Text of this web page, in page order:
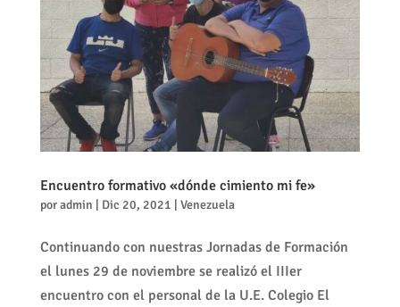
Encuentro formativo «dónde cimiento mi fe»
poradmin Dic 20, 2021 Venezuela
Continuando con nuestras Jornadas de Formación
el lunes 29 de noviembre se realizó el IIIer
encuentro con el personal de la U.E. Colegio El